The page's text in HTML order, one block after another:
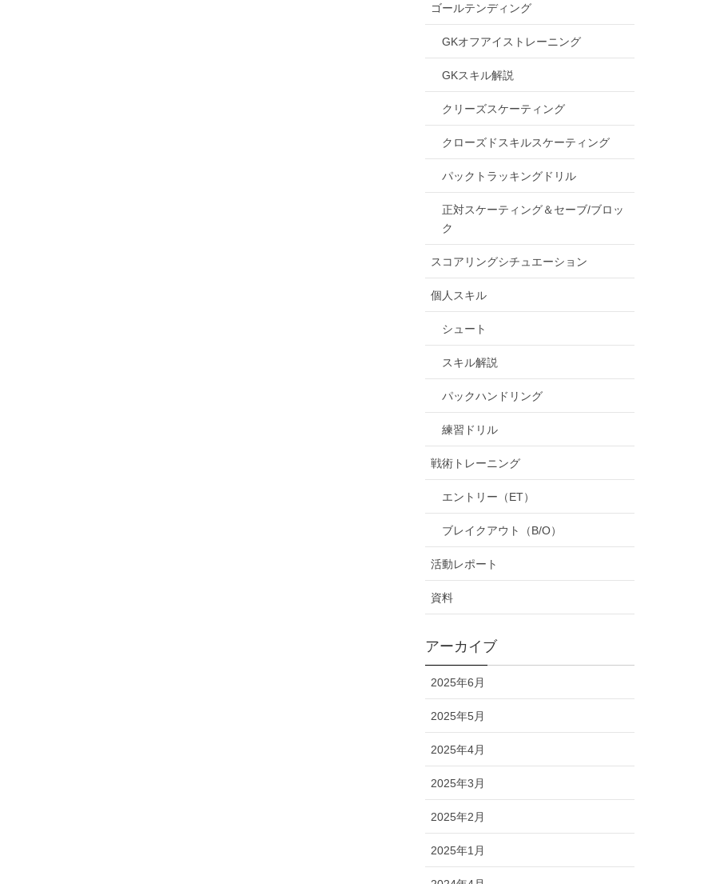
ゴールテンディング
GKオフアイストレーニング
GKスキル解説
クリーズスケーティング
クローズドスキルスケーティング
パックトラッキングドリル
正対スケーティング＆セーブ/ブロッ
ク
スコアリングシチュエーション
個人スキル
シュート
スキル解説
パックハンドリング
練習ドリル
戦術トレーニング
エントリー（ET）
ブレイクアウト（B/O）
活動レポート
資料
アーカイブ
2025年6月
2025年5月
2025年4月
2025年3月
2025年2月
2025年1月